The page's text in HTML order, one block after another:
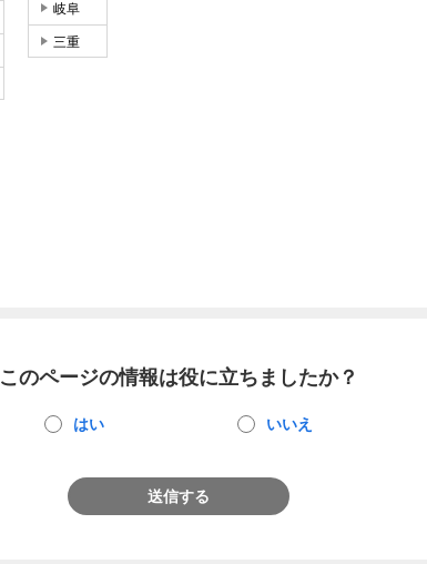
岐阜
三重
このページの情報は役に立ちましたか？
はい いいえ
送信する